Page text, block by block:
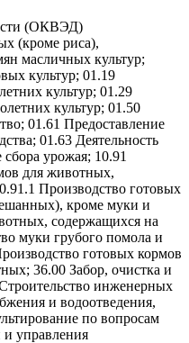
(ОКВЭД)
(кроме риса),
масличных культур;
культур; 01.19
культур; 01.29
культур; 01.50
01.61 Предоставление
01.63 Деятельность
сбора урожая; 10.91
для животных,
Производство готовых
кроме муки и
содержащихся на
муки грубого помола и
готовых кормов
36.00 Забор, очистка и
инженерных
и водоотведения,
по вопросам
и управления